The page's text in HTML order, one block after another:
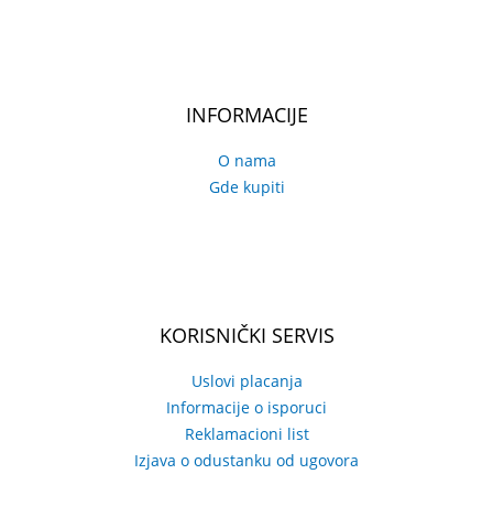
INFORMACIJE
O nama
Gde kupiti
KORISNIČKI SERVIS
Uslovi placanja
Informacije o isporuci
Reklamacioni list
Izjava o odustanku od ugovora